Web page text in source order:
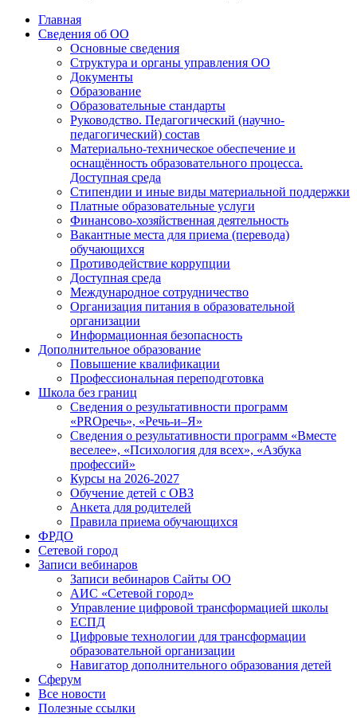
Главная
Сведения об ОО
Основные сведения
Структура и органы управления ОО
Документы
Образование
Образовательные стандарты
Руководство. Педагогический (научно-
педагогический) состав
Материально-техническое обеспечение и
оснащённость образовательного процесса.
Доступная среда
Стипендии и иные виды материальной поддержки
Платные образовательные услуги
Финансово-хозяйственная деятельность
Вакантные места для приема (перевода)
обучающихся
Противодействие коррупции
Доступная среда
Международное сотрудничество
Организация питания в образовательной
организации
Информационная безопасность
Дополнительное образование
Повышение квалификации
Профессиональная переподготовка
Школа без границ
Сведения о результативности программ
«PROречь», «Речь-и–Я»
Сведения о результативности программ «Вместе
веселее», «Психология для всех», «Азбука
профессий»
Курсы на 2026-2027
Обучение детей с ОВЗ
Анкета для родителей
Правила приема обучающихся
ФРДО
Сетевой город
Записи вебинаров
Записи вебинаров Сайты ОО
АИС «Сетевой город»
Управление цифровой трансформацией школы
ЕСПД
Цифровые технологии для трансформации
образовательной организации
Навигатор дополнительного образования детей
Сферум
Все новости
Полезные ссылки